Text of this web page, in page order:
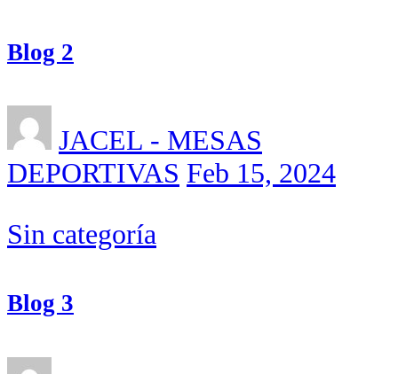
Blog 2
JACEL - MESAS
DEPORTIVAS Feb 15, 2024
Sin categoría
Blog 3